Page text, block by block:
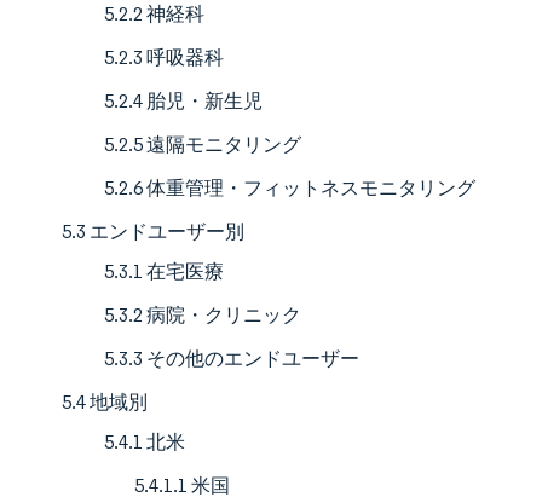
5.2.2 神経科
5.2.3 呼吸器科
5.2.4 胎児・新生児
5.2.5 遠隔モニタリング
5.2.6 体重管理・フィットネスモニタリング
5.3 エンドユーザー別
5.3.1 在宅医療
5.3.2 病院・クリニック
5.3.3 その他のエンドユーザー
5.4 地域別
5.4.1 北米
5.4.1.1 米国